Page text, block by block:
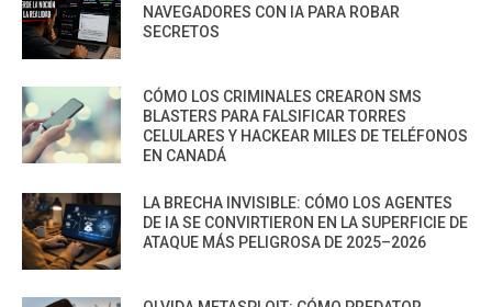
NAVEGADORES CON IA PARA ROBAR
SECRETOS
CÓMO LOS CRIMINALES CREARON SMS
BLASTERS PARA FALSIFICAR TORRES
CELULARES Y HACKEAR MILES DE TELÉFONOS
EN CANADÁ
LA BRECHA INVISIBLE: CÓMO LOS AGENTES
DE IA SE CONVIRTIERON EN LA SUPERFICIE DE
ATAQUE MÁS PELIGROSA DE 2025–2026